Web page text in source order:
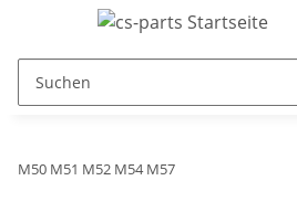
M50 M51 M52 M54 M57